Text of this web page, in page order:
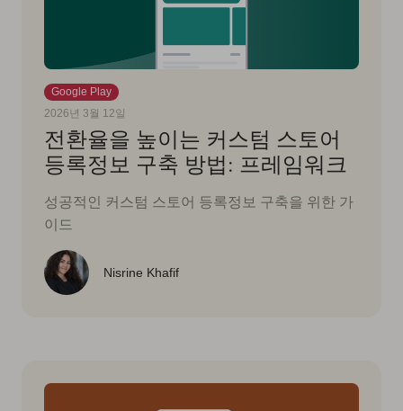
Google Play
2026년 3월 12일
전환율을 높이는 커스텀 스토어
등록정보 구축 방법: 프레임워크
성공적인 커스텀 스토어 등록정보 구축을 위한 가
이드
Nisrine Khafif